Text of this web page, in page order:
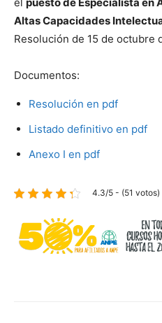
Altas Capacidades
Resolución de 15 de octubre
Documentos:
Resolución en pdf
Listado definitivo en pdf
Anexo I en pdf
4.3/5 - (51 votos)